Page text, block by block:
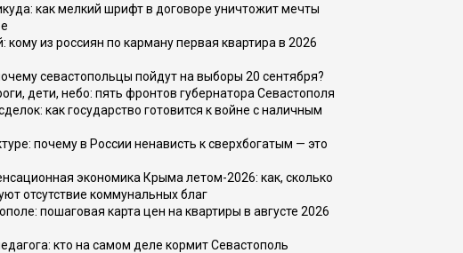
как мелкий шрифт в договоре уничтожит мечты
кому из россиян по карману первая квартира в 2026
севастопольцы пойдут на выборы 20 сентября?
дети, небо: пять фронтов губернатора Севастополя
как государство готовится к войне с наличным
почему в России ненависть к сверхбогатым — это
экономика Крыма летом-2026: как, сколько
отсутствие коммунальных благ
пошаговая карта цен на квартиры в августе 2026
кто на самом деле кормит Севастополь